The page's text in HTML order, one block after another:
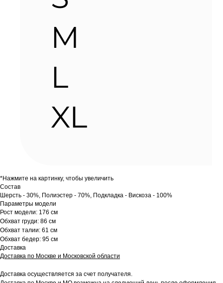
*Нажмите на картинку, чтобы увеличить
Состав
Шерсть - 30%, Полиэстер - 70%, Подкладка - Вискоза - 100%
Параметры модели
Рост модели: 176 см
Обхват груди: 86 см
Обхват талии: 61 см
Обхват бедер: 95 см
Доставка
Доставка по Москве и Московской области
Доставка осуществляется за счет получателя.